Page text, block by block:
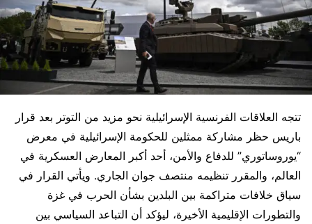
تتجه العلاقات الفرنسية الإسرائيلية نحو مزيد من التوتر بعد قرار
باريس حظر مشاركة ممثلين للحكومة الإسرائيلية في معرض
“يوروساتوري” للدفاع والأمن، أحد أكبر المعارض العسكرية في
العالم، والمقرر تنظيمه منتصف جوان الجاري. ويأتي القرار في
سياق خلافات متراكمة بين البلدين بشأن الحرب في غزة
والتطورات الإقليمية الأخيرة، ليؤكد أن التباعد السياسي بين